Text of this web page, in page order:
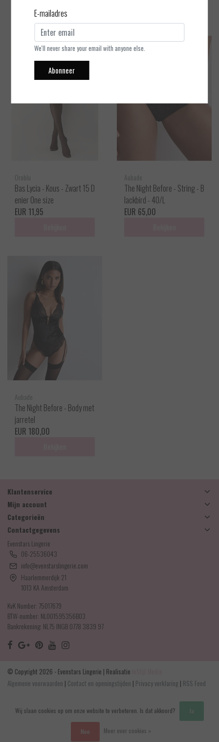
Oroblu
Bas Lycia - Kous - Zwart 15 D
enier One size
EUR 11,95
Aubade
The Night Before - String - B
lackbird - 40/L
EUR 65,00
Aubade
The Night Before - Body met
jarretel
EUR 180,00
Klantenservice
Mijn account
Categorieën
Contactgegevens
Evenstars Lingerie
06-25536043
info@evenstarslingerie.com
Haarlemmerdijk 21
1013 KA Amsterdam
KvK Number: 75017679
BTW-number: NL001595356B03
Bankrekening: NL75 INGB 0778 3839 97
© Copyright 2026 - Evenstars Lingerie | Realisatie
Algemene voorwaarden | Contact en openingstijden | Privacy verklaring | RSS Feed
E-mailadres
We'll never share your email with anyone else.
Abonneer
Wij slaan cookies op om onze website te verbeteren. Is dat akkoord? Ja
Nee Meer over cookies »